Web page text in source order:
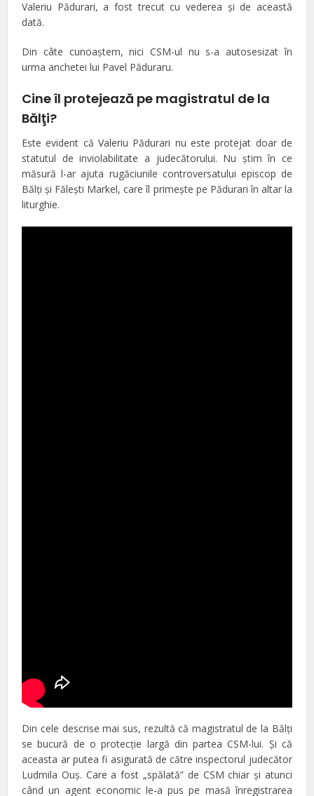
Valeriu Pădurari, a fost trecut cu vederea şi de această
dată.
Din câte cunoaştem, nici CSM-ul nu s-a autosesizat în
urma anchetei lui Pavel Păduraru.
Cine îl protejează pe magistratul de la
Bălţi?
Este evident că Valeriu Pădurari nu este protejat doar de
statutul de inviolabilitate a judecătorului. Nu ştim în ce
măsură l-ar ajuta rugăciunile controversatului episcop de
Bălţi şi Făleşti Markel, care îl primeşte pe Pădurari în altar la
liturghie.
Din cele descrise mai sus, rezultă că magistratul de la Bălţi
se bucură de o protecţie largă din partea CSM-lui. Şi că
aceasta ar putea fi asigurată de către inspectorul judecător
Ludmila Ouş. Care a fost „spălată” de CSM chiar şi atunci
când un agent economic le-a pus pe masă înregistrarea